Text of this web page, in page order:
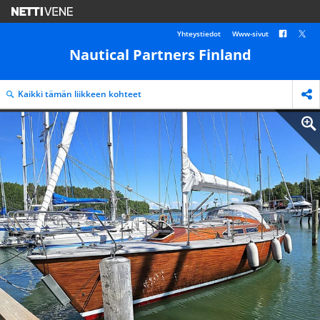
Nautical Partners Finland
Yhteystiedot Www-sivut
Kaikki tämän liikkeen kohteet